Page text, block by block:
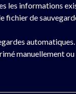
les informations
fichier de
manuellement